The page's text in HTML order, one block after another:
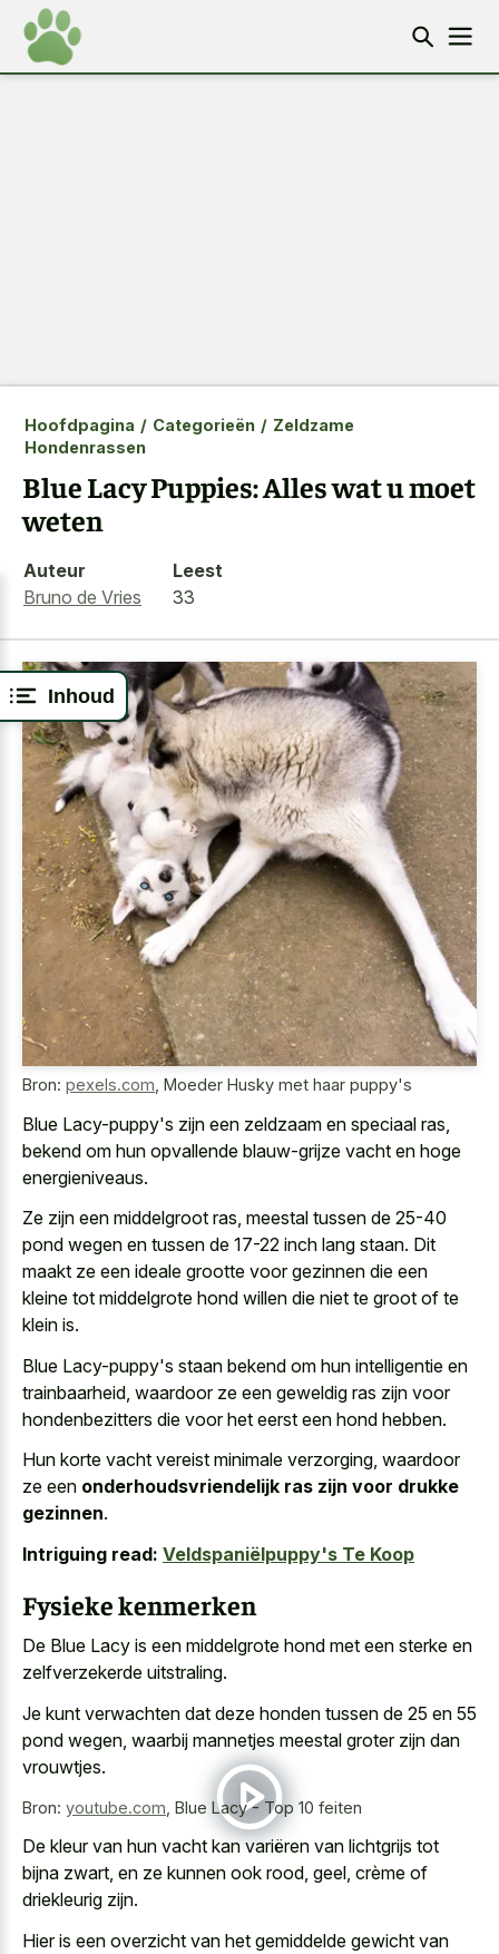
Inhoud
Hoofdpagina / Categorieën / Zeldzame
Hondenrassen
Blue Lacy Puppies: Alles wat u moet
weten
Auteur
Bruno de Vries
Leest
33
Bron: pexels.com Moeder Husky met haar puppy's
Blue Lacy-puppy's zijn een zeldzaam en speciaal ras,
bekend om hun opvallende blauw-grijze vacht en hoge
energieniveaus.
Ze zijn een middelgroot ras, meestal tussen de 25-40
pond wegen en tussen de 17-22 inch lang staan. Dit
maakt ze een ideale grootte voor gezinnen die een
kleine tot middelgrote hond willen die niet te groot of te
klein is.
Blue Lacy-puppy's staan bekend om hun intelligentie en
trainbaarheid, waardoor ze een geweldig ras zijn voor
hondenbezitters die voor het eerst een hond hebben.
Hun korte vacht vereist minimale verzorging, waardoor
ze een onderhoudsvriendelijk ras zijn voor drukke
gezinnen.
Intriguing read: Veldspaniëlpuppy's Te Koop
Fysieke kenmerken
De Blue Lacy is een middelgrote hond met een sterke en
zelfverzekerde uitstraling.
Je kunt verwachten dat deze honden tussen de 25 en 55
pond wegen, waarbij mannetjes meestal groter zijn dan
vrouwtjes.
Bron: youtube.com Blue Lacy - Top 10 feiten
De kleur van hun vacht kan variëren van lichtgrijs tot
bijna zwart, en ze kunnen ook rood, geel, crème of
driekleurig zijn.
Hier is een overzicht van het gemiddelde gewicht van